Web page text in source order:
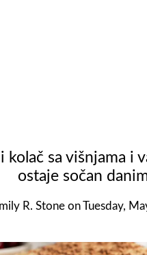
kolač sa višnjama i
ostaje sočan
R. Stone on Tuesday,